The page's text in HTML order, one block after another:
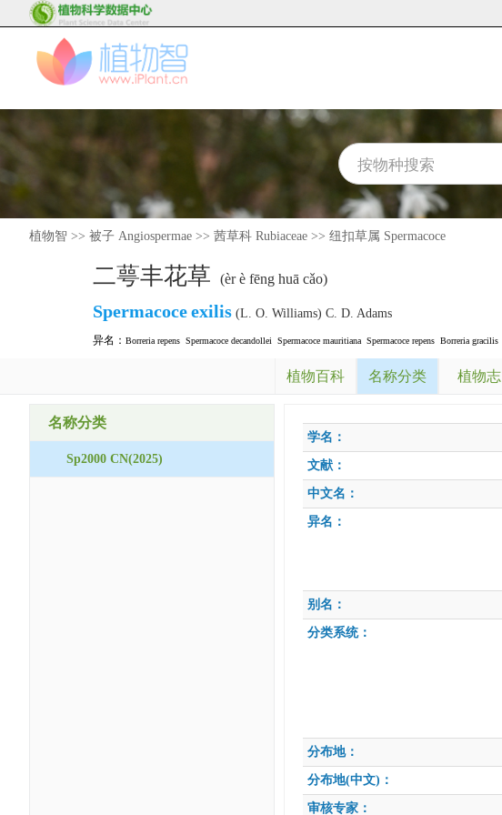
植物智 >> 被子 Angiospermae >> 茜草科 Rubiaceae >> 纽扣草属 Spermacoce
二萼丰花草 (èr è fēng huā cǎo)
Spermacoceexilis (L. O. Williams) C. D. Adams
异名： Borreria repens Spermacoce decandollei Spermacoce mauritiana Spermacoce repens Borreria gracilis
植物百科 名称分类 植物志
名称分类
Sp2000 CN(2025)
学名：
文献：
中文名：
异名：
别名：
分类系统：
分布地：
分布地(中文)：
审核专家：